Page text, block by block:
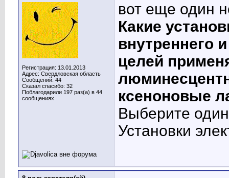
Регистрация: 13.01.2013
Адрес: Свердловская область
Сообщений: 44
Сказал спасибо: 32
Поблагодарили 197 раз(а) в 44
сообщениях
вот еще один
Какие
внутреннего
целей
ксеноновые
Выберите
Установки